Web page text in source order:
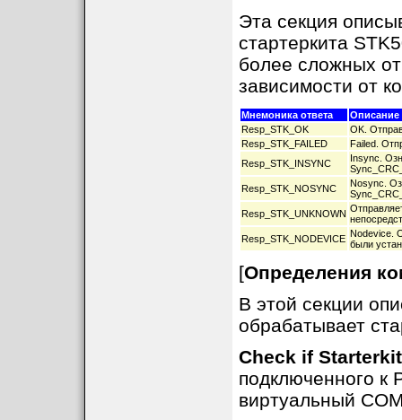
Эта секция
стартеркита
более сложных
зависимости от
Мнемоника ответа
Описание
Resp_STK_OK
OK.
Resp_STK_FAILED
Failed.
Resp_STK_INSYNC
Insync.
Resp_STK_NOSYNC
Nosync.
Resp_STK_UNKNOWN
Resp_STK_NODEVICE Nodevice.
были
[Определения
В этой секции
обрабатывает
Check if
подключенного к
виртуальный